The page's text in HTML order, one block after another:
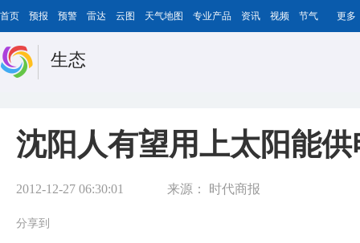
首页 预报 预警 雷达 云图 天气地图 专业产品 资讯 视频 节气 更多
生态
沈阳人有望用上太阳能
2012-12-27 06:30:01 来源： 时代商报
分享到